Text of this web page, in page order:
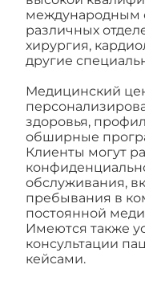
международным
различных
хирургия,
другие
Медицинский
здоровья,
обширные
Клиенты могут
обслуживания,
пребывания в
постоянной
Имеются также
консультации
кейсами.